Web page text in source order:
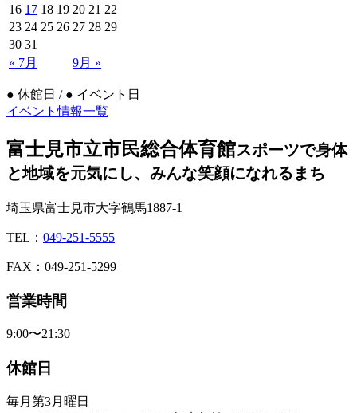
16 17 18 19 20 21 22
23 24 25 26 27 28 29
30 31
« 7月
9月 »
● 休館日 / ● イベント日
イベント情報一覧
富士見市立市民総合体育館スポーツで身体
と地域を元気にし、みんな笑顔になれるまち
埼玉県富士見市大字鶴馬1887-1
TEL： 049-251-5555
FAX：049-251-5299
営業時間
9:00〜21:30
休館日
毎月第3月曜日